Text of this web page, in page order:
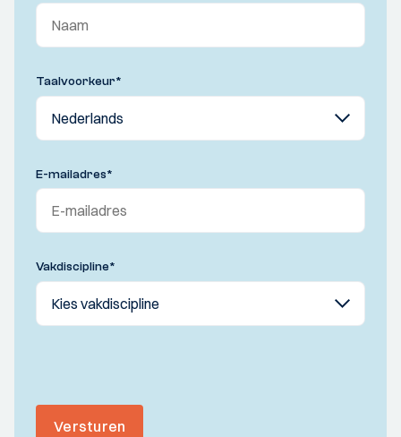
Taalvoorkeur*
E-mailadres*
Vakdiscipline*
Versturen